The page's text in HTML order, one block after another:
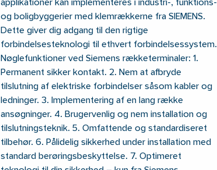
applikationer kan implementeres i industri-, funktions-
og boligbyggerier med klemrækkerne fra SIEMENS.
Dette giver dig adgang til den rigtige
forbindelsesteknologi til ethvert forbindelsessystem.
Nøglefunktioner ved Siemens rækketerminaler: 1.
Permanent sikker kontakt. 2. Nem at afbryde
tilslutning af elektriske forbindelser såsom kabler og
ledninger. 3. Implementering af en lang række
ansøgninger. 4. Brugervenlig og nem installation og
tilslutningsteknik. 5. Omfattende og standardiseret
tilbehør. 6. Pålidelig sikkerhed under installation med
standard berøringsbeskyttelse. 7. Optimeret